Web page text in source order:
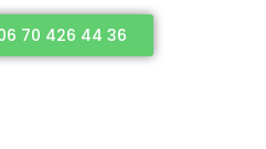
70 426 44 36